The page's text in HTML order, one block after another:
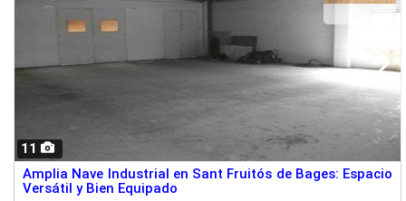
11
Amplia Nave Industrial en Sant Fruitós de Bages: Espacio
Versátil y Bien Equipado